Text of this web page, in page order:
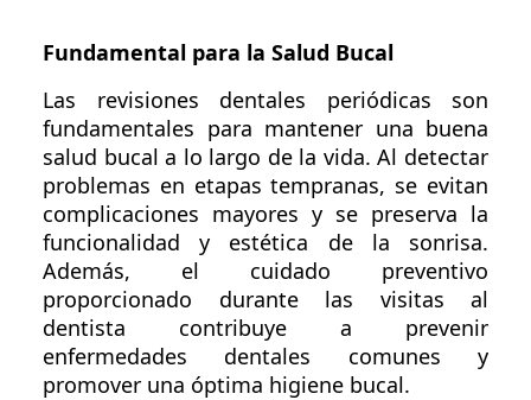
Fundamental para la Salud Bucal
Las revisiones dentales periódicas son
fundamentales para mantener una buena
salud bucal a lo largo de la vida. Al detectar
problemas en etapas tempranas, se evitan
complicaciones mayores y se preserva la
funcionalidad y estética de la sonrisa.
Además, el cuidado preventivo
proporcionado durante las visitas al
dentista contribuye a prevenir
enfermedades dentales comunes y
promover una óptima higiene bucal.